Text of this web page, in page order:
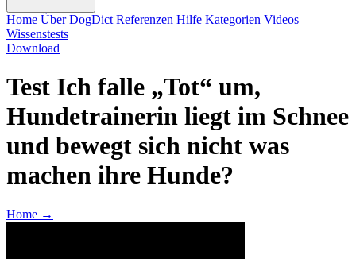
Home Über DogDict Referenzen Hilfe Kategorien Videos
Wissenstests
Download
Test Ich falle „Tot“ um,
Hundetrainerin liegt im Schnee
und bewegt sich nicht was
machen ihre Hunde?
Home →